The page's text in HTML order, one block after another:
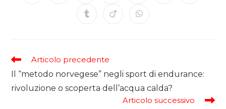
Articolo precedente
Il “metodo norvegese” negli sport di endurance:
rivoluzione o scoperta dell’acqua calda?
Articolo successivo